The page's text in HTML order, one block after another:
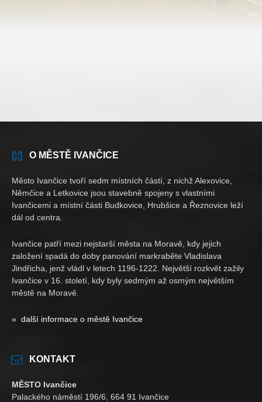
O MĚSTĚ IVANČICE
Město Ivančice tvoří sedm místních částí, z nichž Alexovice,
Němčice a Letkovice jsou stavebně spojeny s vlastními
Ivančicemi a místní části Budkovice, Hrubšice a Řeznovice leží
dál od centra.
Ivančice patří mezi nejstarší města na Moravě, kdy jejich
založení spadá do doby panování markraběte Vladislava
Jindřicha, jenž vládl v letech 1196-1222. Největší rozkvět zažily
Ivančice v 16. století, kdy byly sedmým až osmým největším
městě na Moravě.
» další informace o městě Ivančice
KONTAKT
MĚSTO Ivančice
Palackého náměstí 196/6, 664 91 Ivančice